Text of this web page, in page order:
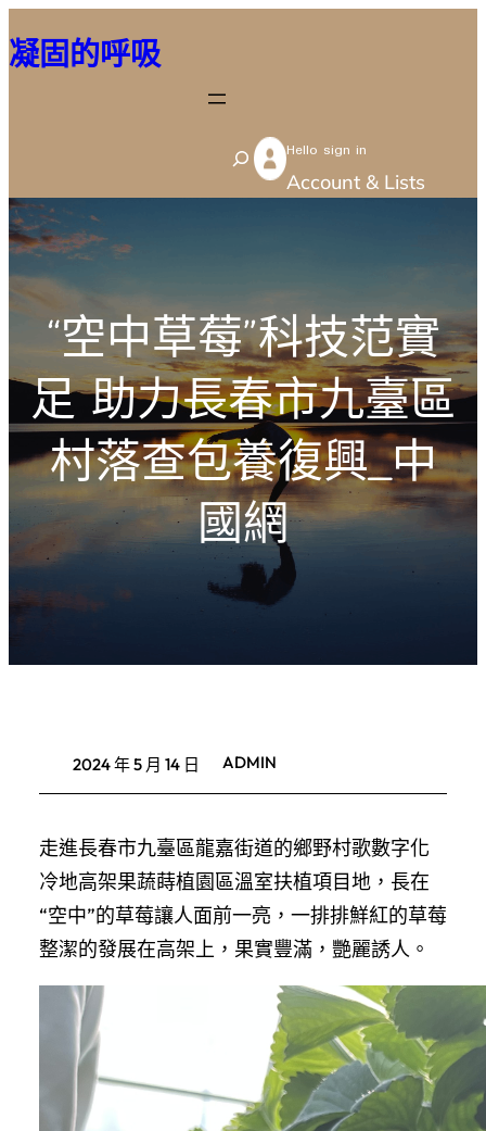
至
容
凝固的呼吸
S
e
h
Hello sign in
Account & Lists
“空中草莓”科技范實
足 助力長春市九臺區
村落查包養復興_中
國網
2024 年 5 月 14 日 ADMIN
走進長春市九臺區龍嘉街道的鄉野村歌數字化
冷地高架果蔬蒔植園區溫室扶植項目地，長在
“空中”的草莓讓人面前一亮，一排排鮮紅的草莓
整潔的發展在高架上，果實豐滿，艷麗誘人。